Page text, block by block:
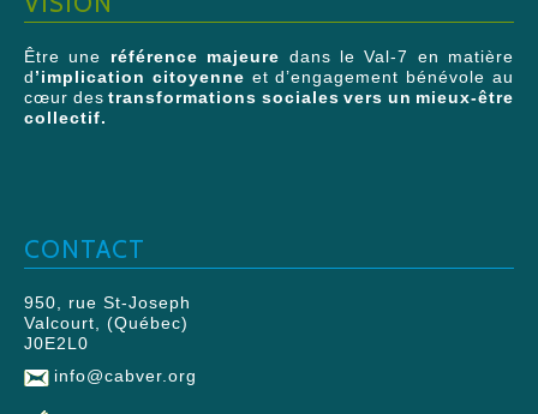
Être une référence majeure dans le Val-7 en matière
d’implication citoyenne et d’engagement bénévole au
cœur des transformations sociales vers un mieux-être
collectif.
CONTACT
950, rue St-Joseph
Valcourt, (Québec)
J0E2L0
info@cabver.org